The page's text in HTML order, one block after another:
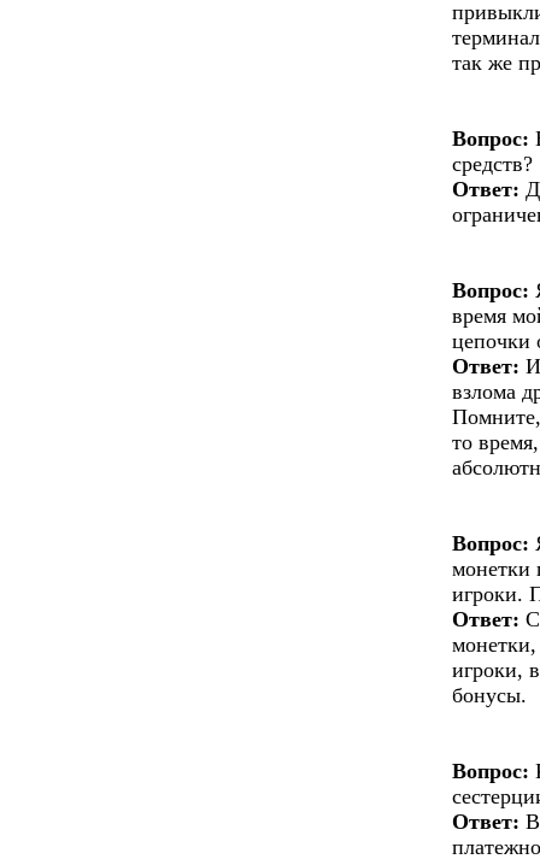
так же
Вопрос:
средств?
Ответ:
Вопрос:
время
цепочки
Ответ:
взлома
то
Вопрос:
монетки
игроки.
Ответ:
монетки,
игроки,
бонусы.
Вопрос:
Ответ: